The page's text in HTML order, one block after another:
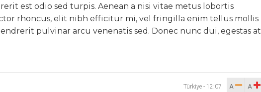
est odio sed turpis. Aenean a nisi vitae metus lobortis
rhoncus, elit nibh efficitur mi, vel fringilla enim tellus mollis
pulvinar arcu venenatis sed. Donec nunc dui, egestas at
Türkiye - 12:07 A
A